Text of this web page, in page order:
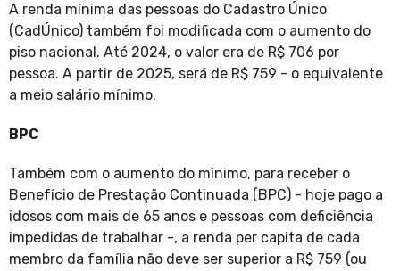
A renda mínima das pessoas do Cadastro Único
(CadÚnico) também foi modificada com o aumento do
piso nacional. Até 2024, o valor era de R$ 706 por
pessoa. A partir de 2025, será de R$ 759 - o equivalente
a meio salário mínimo.
BPC
Também com o aumento do mínimo, para receber o
Benefício de Prestação Continuada (BPC) - hoje pago a
idosos com mais de 65 anos e pessoas com deficiência
impedidas de trabalhar -, a renda per capita de cada
membro da família não deve ser superior a R$ 759 (ou